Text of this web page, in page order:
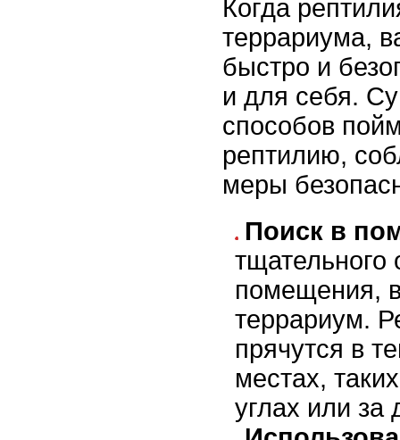
Когда
террариума,
быстро и
и для себя.
способов
рептилию,
меры
Поиск в
тщательного
помещения,
террариум.
прячутся в
местах,
углах или